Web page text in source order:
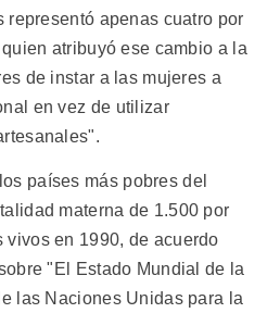
representó apenas cuatro por
atribuyó ese cambio a la
de instar a las mujeres a
en vez de utilizar
países más pobres del
materna de 1.500 por
vivos en 1990, de acuerdo
"El Estado Mundial de la
las Naciones Unidas para la